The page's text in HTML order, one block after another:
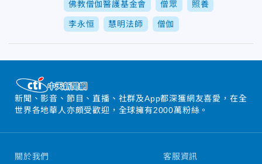
佛教僧伽醫護基金會 僧眾 照養
李永恒 慧明法師 僧伽
新聞、影音、節目、直播、社群及App都深獲網友喜愛，在全
世界各地華人亦頗受歡迎，全球擁有2000萬粉絲。
關於我們 客服資訊